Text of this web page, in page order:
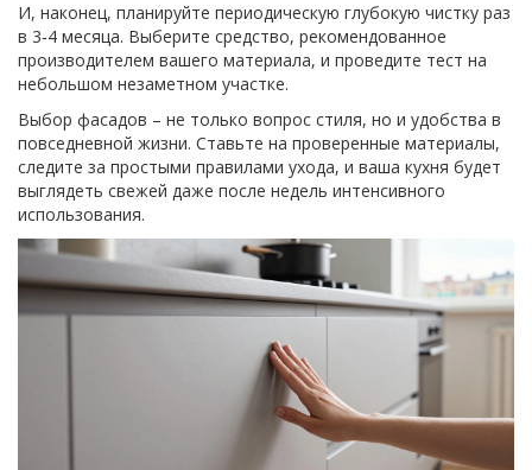
И, наконец, планируйте периодическую глубокую чистку раз
в 3‑4 месяца. Выберите средство, рекомендованное
производителем вашего материала, и проведите тест на
небольшом незаметном участке.
Выбор фасадов – не только вопрос стиля, но и удобства в
повседневной жизни. Ставьте на проверенные материалы,
следите за простыми правилами ухода, и ваша кухня будет
выглядеть свежей даже после недель интенсивного
использования.